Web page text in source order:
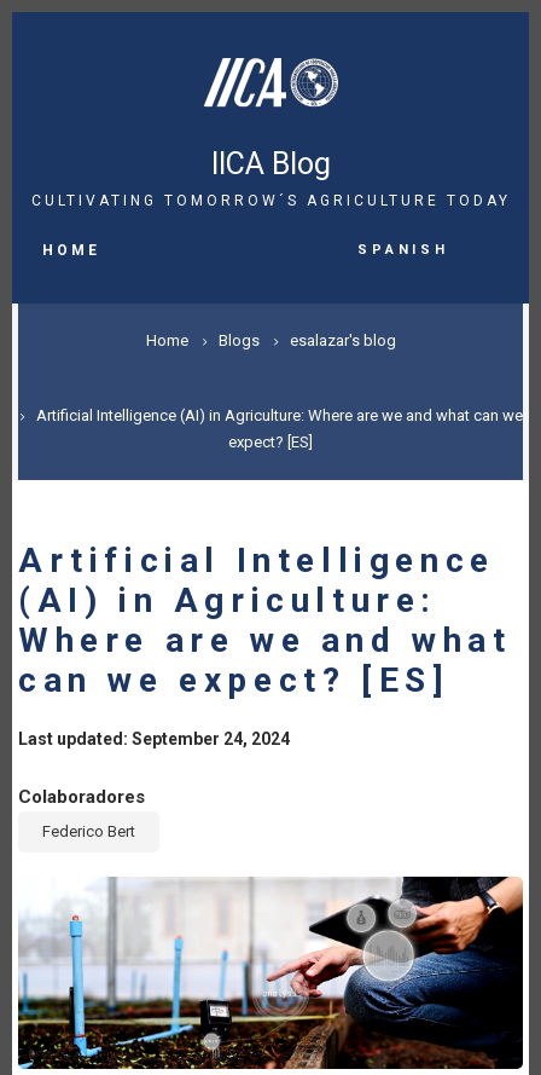
Skip
IICA Blog
CULTIVATING TOMORROW´S AGRICULTURE TODAY
NAVIGATION
HOME Spanish
BREADCRUMB
Home Blogs esalazar's blog
Artificial Intelligence (AI) in Agriculture: Where are we and what can we
expect? [ES]
Artificial Intelligence
(AI) in Agriculture:
Where are we and what
can we expect? [ES]
Last updated: September 24, 2024
Colaboradores
Federico Bert